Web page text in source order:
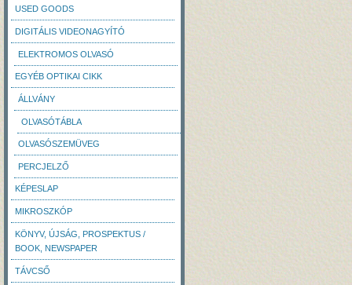
USED GOODS
DIGITÁLIS VIDEONAGYÍTÓ
ELEKTROMOS OLVASÓ
EGYÉB OPTIKAI CIKK
ÁLLVÁNY
OLVASÓTÁBLA
OLVASÓSZEMÜVEG
PERCJELZŐ
KÉPESLAP
MIKROSZKÓP
KÖNYV, ÚJSÁG, PROSPEKTUS /
BOOK, NEWSPAPER
TÁVCSŐ